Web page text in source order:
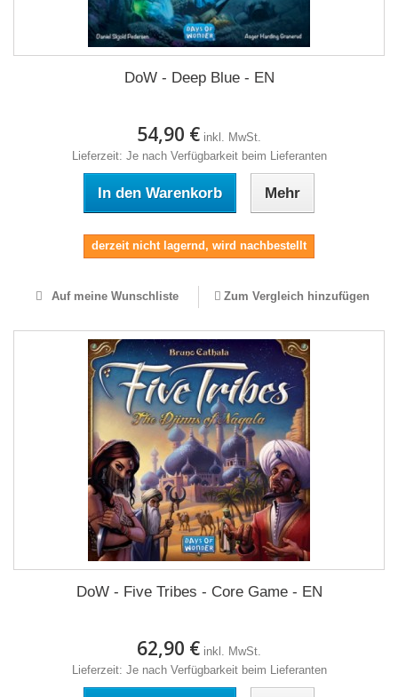
DoW - Deep Blue - EN
54,90 € inkl. MwSt.
Lieferzeit: Je nach Verfügbarkeit beim Lieferanten
In den Warenkorb Mehr
derzeit nicht lagernd, wird nachbestellt
Auf meine Wunschliste Zum Vergleich hinzufügen
DoW - Five Tribes - Core Game - EN
62,90 € inkl. MwSt.
Lieferzeit: Je nach Verfügbarkeit beim Lieferanten